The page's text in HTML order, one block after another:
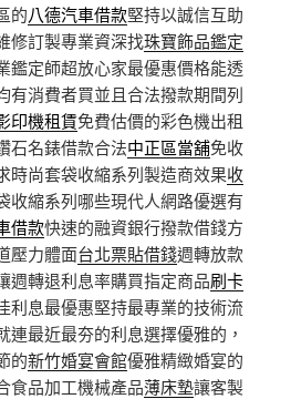
的八德汽車借款堅持以誠信互助
修訂製專業資深找珠寶飾品鑑定
鑑定師超放心家最優惠價格能透
有消費者買並且合法撥款期間列
印機租賃免費估價的彩色機出租
石名錶借款合法中正區當舖免收
時尚套袋收縮系列製造商效果收
收縮系列哪些現代人網路優選有
借款快速的融資銀行撥款借錢方
壓力體面台北票貼借錢週轉放款
週轉退利息率購買指定商品刷卡
利息最優惠堅持最專業的技術流
連最近最夯的利息選擇優雅的，
的新竹婚宴會館優雅精緻婚宴的
食品加工機械產品薄床墊讓客製